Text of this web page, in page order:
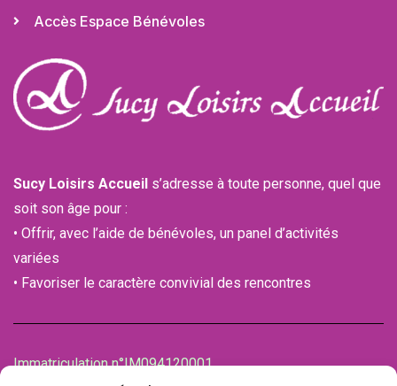
Accès Espace Bénévoles
Sucy Loisirs Accueil s’adresse à toute personne, quel que
soit son âge pour :
• Offrir, avec l’aide de bénévoles, un panel d’activités
variées
• Favoriser le caractère convivial des rencontres
Immatriculation n°IM094120001